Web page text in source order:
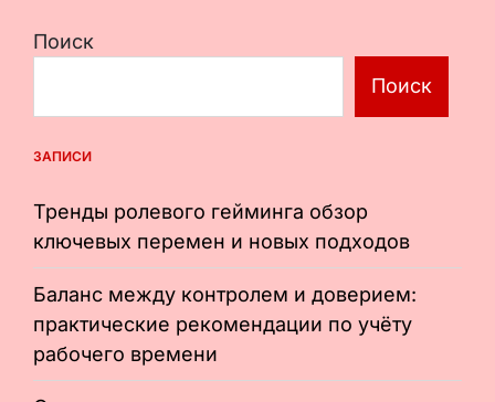
Поиск
Поиск
ЗАПИСИ
Тренды ролевого гейминга обзор
ключевых перемен и новых подходов
Баланс между контролем и доверием:
практические рекомендации по учёту
рабочего времени